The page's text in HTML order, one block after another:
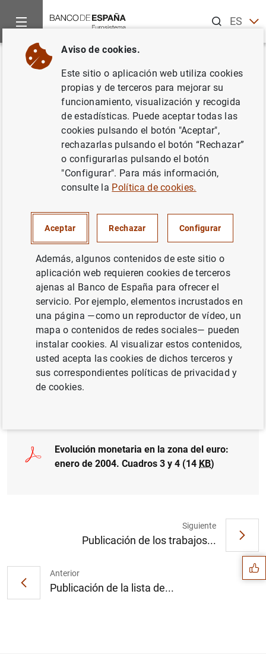
ESEN
Inicio Noticias y eventos
Volver
Evolución monetaria en la zona
del euro: enero de 2004
Evolución monetaria en la zona del euro:
enero de 2004. Cuadro 1 (13KB)
Evolución monetaria en la zona del euro:
enero de 2004. Cuadro 2 (8
Evolución monetaria en la zona del euro:
enero de 2004. Cuadros 3 y 4 (14 KB)
Anterior
Publicación de la lista de...
Siguiente
Publicación de los trabajos... Sugerencias
Aviso de cookies.
Este sitio o aplicación web utiliza cookies
propias y de terceros para mejorar su
funcionamiento, visualización y recogida
de estadísticas. Puede aceptar todas las
cookies pulsando el botón "Aceptar",
rechazarlas pulsando el botón “Rechazar”
o configurarlas pulsando el botón
"Configurar". Para más información,
consulte la Política de cookies.
Aceptar Rechazar Configurar
Además, algunos contenidos de este sitio o
aplicación web requieren cookies de terceros
ajenas al Banco de España para ofrecer el
servicio. Por ejemplo, elementos incrustados en
una página —como un reproductor de vídeo, un
mapa o contenidos de redes sociales— pueden
instalar cookies. Al visualizar estos contenidos,
usted acepta las cookies de dichos terceros y
sus correspondientes políticas de privacidad y
de cookies.